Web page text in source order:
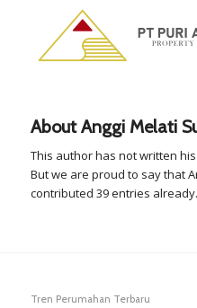
AboutAnggi Melati
This author has not written
But we are proud to say that
contributed 39 entries already.
Tren Perumahan Terbaru